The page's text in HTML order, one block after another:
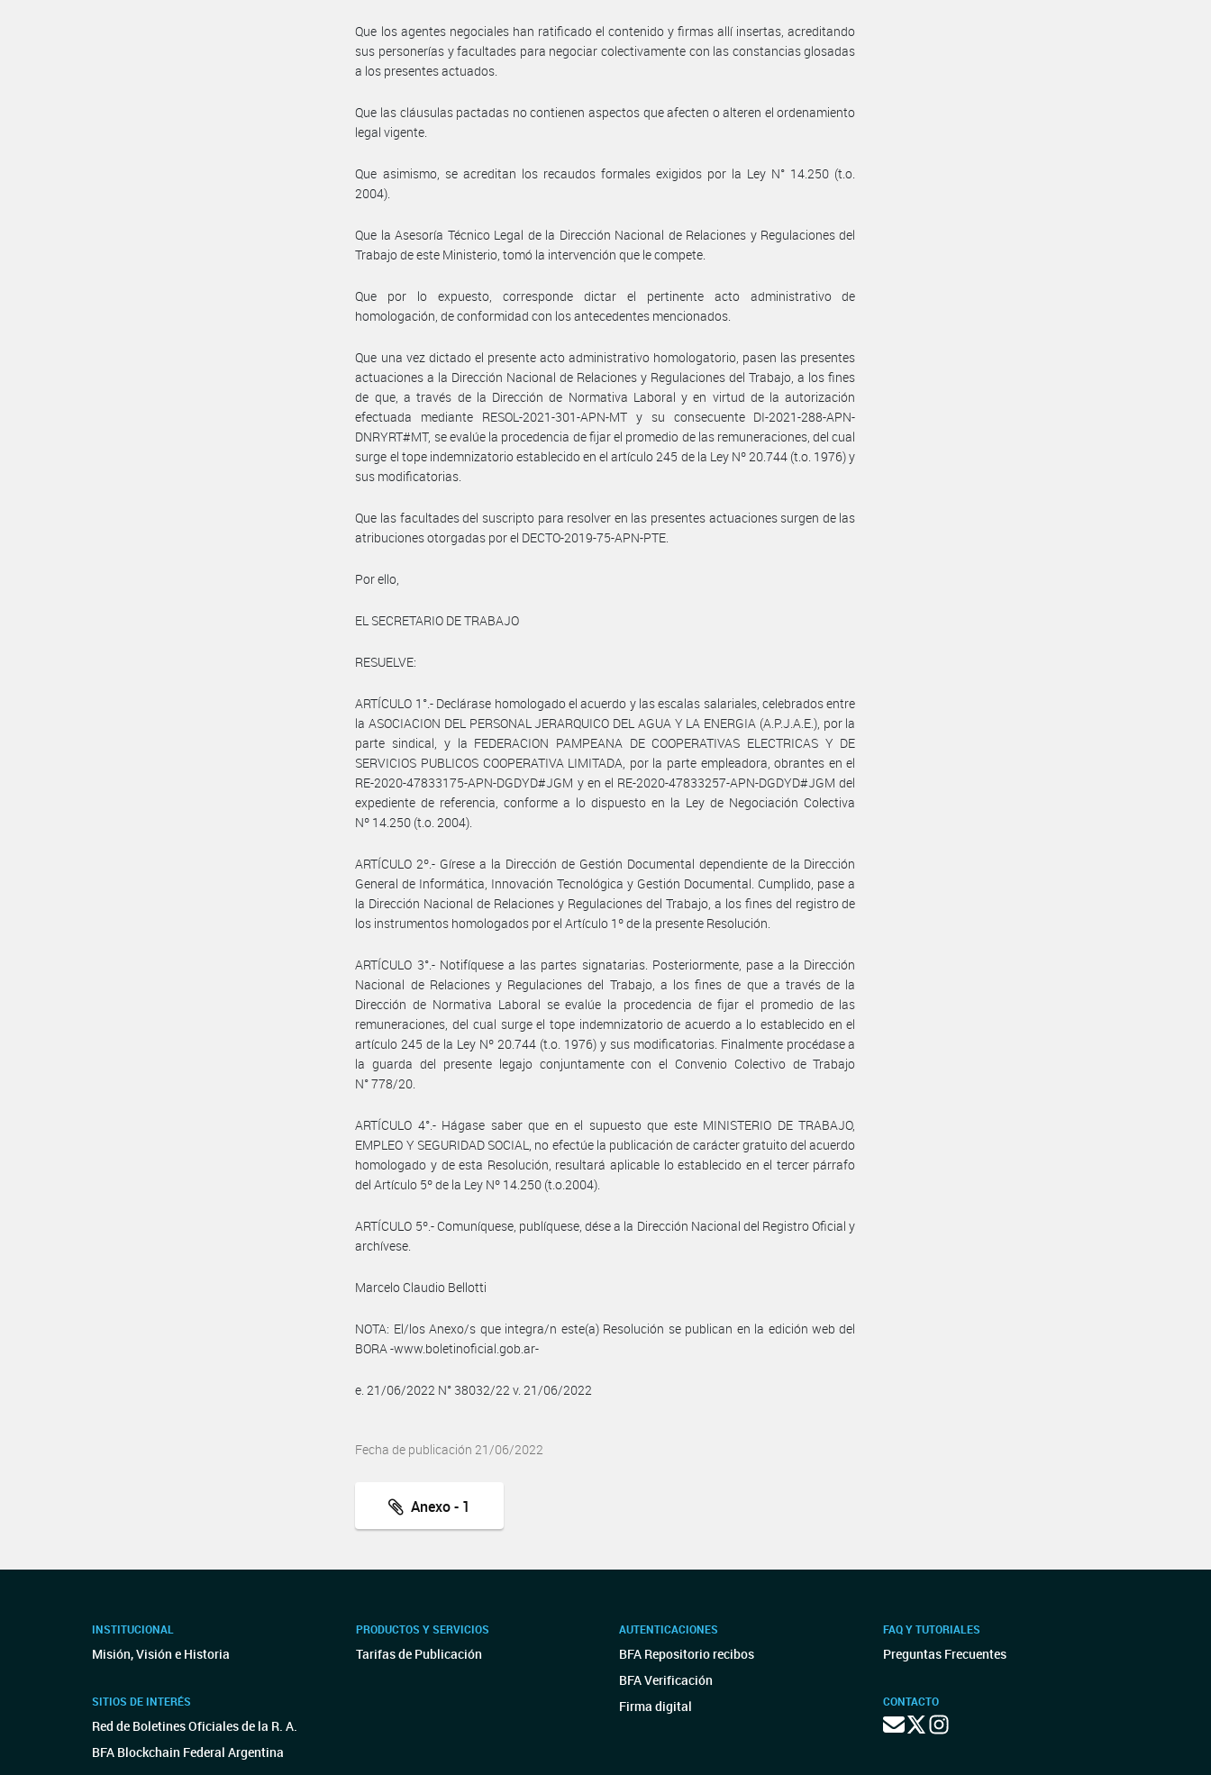
Que los agentes negociales han ratificado el contenido y firmas allí insertas, acreditando
sus personerías y facultades para negociar colectivamente con las constancias glosadas
a los presentes actuados.
Que las cláusulas pactadas no contienen aspectos que afecten o alteren el ordenamiento
legal vigente.
Que asimismo, se acreditan los recaudos formales exigidos por la Ley N° 14.250 (t.o.
2004).
Que la Asesoría Técnico Legal de la Dirección Nacional de Relaciones y Regulaciones del
Trabajo de este Ministerio, tomó la intervención que le compete.
Que por lo expuesto, corresponde dictar el pertinente acto administrativo de
homologación, de conformidad con los antecedentes mencionados.
Que una vez dictado el presente acto administrativo homologatorio, pasen las presentes
actuaciones a la Dirección Nacional de Relaciones y Regulaciones del Trabajo, a los fines
de que, a través de la Dirección de Normativa Laboral y en virtud de la autorización
efectuada mediante RESOL-2021-301-APN-MT y su consecuente DI-2021-288-APN-
DNRYRT#MT, se evalúe la procedencia de fijar el promedio de las remuneraciones, del cual
surge el tope indemnizatorio establecido en el artículo 245 de la Ley Nº 20.744 (t.o. 1976) y
sus modificatorias.
Que las facultades del suscripto para resolver en las presentes actuaciones surgen de las
atribuciones otorgadas por el DECTO-2019-75-APN-PTE.
Por ello,
EL SECRETARIO DE TRABAJO
RESUELVE:
ARTÍCULO 1°.- Declárase homologado el acuerdo y las escalas salariales, celebrados entre
la ASOCIACION DEL PERSONAL JERARQUICO DEL AGUA Y LA ENERGIA (A.P.J.A.E.), por la
parte sindical, y la FEDERACION PAMPEANA DE COOPERATIVAS ELECTRICAS Y DE
SERVICIOS PUBLICOS COOPERATIVA LIMITADA, por la parte empleadora, obrantes en el
RE-2020-47833175-APN-DGDYD#JGM y en el RE-2020-47833257-APN-DGDYD#JGM del
expediente de referencia, conforme a lo dispuesto en la Ley de Negociación Colectiva
Nº 14.250 (t.o. 2004).
ARTÍCULO 2º.- Gírese a la Dirección de Gestión Documental dependiente de la Dirección
General de Informática, Innovación Tecnológica y Gestión Documental. Cumplido, pase a
la Dirección Nacional de Relaciones y Regulaciones del Trabajo, a los fines del registro de
los instrumentos homologados por el Artículo 1º de la presente Resolución.
ARTÍCULO 3°.- Notifíquese a las partes signatarias. Posteriormente, pase a la Dirección
Nacional de Relaciones y Regulaciones del Trabajo, a los fines de que a través de la
Dirección de Normativa Laboral se evalúe la procedencia de fijar el promedio de las
remuneraciones, del cual surge el tope indemnizatorio de acuerdo a lo establecido en el
artículo 245 de la Ley Nº 20.744 (t.o. 1976) y sus modificatorias. Finalmente procédase a
la guarda del presente legajo conjuntamente con el Convenio Colectivo de Trabajo
N° 778/20.
ARTÍCULO 4°.- Hágase saber que en el supuesto que este MINISTERIO DE TRABAJO,
EMPLEO Y SEGURIDAD SOCIAL, no efectúe la publicación de carácter gratuito del acuerdo
homologado y de esta Resolución, resultará aplicable lo establecido en el tercer párrafo
del Artículo 5º de la Ley Nº 14.250 (t.o.2004).
ARTÍCULO 5º.- Comuníquese, publíquese, dése a la Dirección Nacional del Registro Oficial y
archívese.
Marcelo Claudio Bellotti
NOTA: El/los Anexo/s que integra/n este(a) Resolución se publican en la edición web del
BORA -www.boletinoficial.gob.ar-
e. 21/06/2022 N° 38032/22 v. 21/06/2022
Fecha de publicación 21/06/2022
Anexo - 1
INSTITUCIONAL
Misión, Visión e Historia
SITIOS DE INTERÉS
Red de Boletines Oficiales de la R. A.
BFA Blockchain Federal Argentina
PRODUCTOS Y SERVICIOS
Tarifas de Publicación
AUTENTICACIONES
BFA Repositorio recibos
BFA Verificación
Firma digital
FAQ Y TUTORIALES
Preguntas Frecuentes
CONTACTO